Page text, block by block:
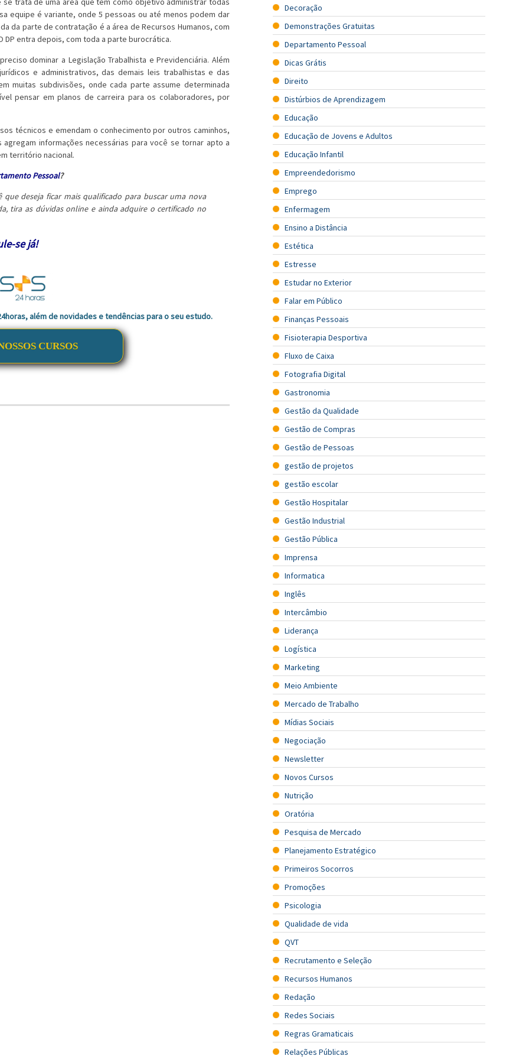
equipe é variante, onde 5 pessoas ou até menos podem dar
da parte de contratação é a área de Recursos Humanos, com
entra depois, com toda a parte burocrática.
dominar a Legislação Trabalhista e Previdenciária. Além
e administrativos, das demais leis trabalhistas e das
muitas subdivisões, onde cada parte assume determinada
pensar em planos de carreira para os colaboradores, por
técnicos e emendam o conhecimento por outros caminhos,
agregam informações necessárias para você se tornar apto a
território nacional.
Pessoal?
deseja ficar mais qualificado para buscar uma nova
tira as dúvidas online e ainda adquire o certificado no
se já!
além de novidades e tendências para o seu estudo.
CURSOS
Decoração
Demonstrações Gratuitas
Departamento Pessoal
Dicas Grátis
Direito
Distúrbios de Aprendizagem
Educação
Educação de Jovens e Adultos
Educação Infantil
Empreendedorismo
Emprego
Enfermagem
Ensino a Distância
Estética
Estresse
Estudar no Exterior
Falar em Público
Finanças Pessoais
Fisioterapia Desportiva
Fluxo de Caixa
Fotografia Digital
Gastronomia
Gestão da Qualidade
Gestão de Compras
Gestão de Pessoas
gestão de projetos
gestão escolar
Gestão Hospitalar
Gestão Industrial
Gestão Pública
Imprensa
Informatica
Inglês
Intercâmbio
Liderança
Logística
Marketing
Meio Ambiente
Mercado de Trabalho
Mídias Sociais
Negociação
Newsletter
Novos Cursos
Nutrição
Oratória
Pesquisa de Mercado
Planejamento Estratégico
Primeiros Socorros
Promoções
Psicologia
Qualidade de vida
QVT
Recrutamento e Seleção
Recursos Humanos
Redação
Redes Sociais
Regras Gramaticais
Relações Públicas